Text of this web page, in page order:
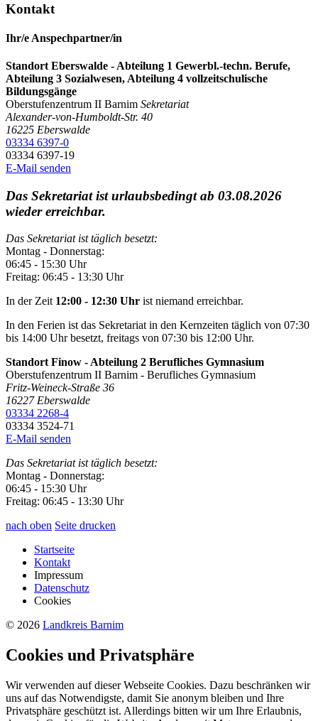
Kontakt
Ihr/e Anspechpartner/in
Standort Eberswalde - Abteilung 1 Gewerbl.-techn. Berufe,
Abteilung 3 Sozialwesen, Abteilung 4 vollzeitschulische
Bildungsgänge
Oberstufenzentrum II Barnim Sekretariat
Alexander-von-Humboldt-Str. 40
16225 Eberswalde
03334 6397-0
03334 6397-19
E-Mail senden
Das Sekretariat ist urlaubsbedingt ab 03.08.2026
wieder erreichbar.
Das Sekretariat ist täglich besetzt:
Montag - Donnerstag:
06:45 - 15:30 Uhr
Freitag: 06:45 - 13:30 Uhr
In der Zeit 12:00 - 12:30 Uhr ist niemand erreichbar.
In den Ferien ist das Sekretariat in den Kernzeiten täglich von 07:30
bis 14:00 Uhr besetzt, freitags von 07:30 bis 12:00 Uhr.
Standort Finow - Abteilung 2 Berufliches Gymnasium
Oberstufenzentrum II Barnim - Berufliches Gymnasium
Fritz-Weineck-Straße 36
16227 Eberswalde
03334 2268-4
03334 3524-71
E-Mail senden
Das Sekretariat ist täglich besetzt:
Montag - Donnerstag:
06:45 - 15:30 Uhr
Freitag: 06:45 - 13:30 Uhr
nach oben Seite drucken
Startseite
Kontakt
Impressum
Datenschutz
Cookies
© 2026 Landkreis Barnim
Cookies und Privatsphäre
Wir verwenden auf dieser Webseite Cookies. Dazu beschränken wir
uns auf das Notwendigste, damit Sie anonym bleiben und Ihre
Privatsphäre geschützt ist. Allerdings bitten wir um Ihre Erlaubnis,